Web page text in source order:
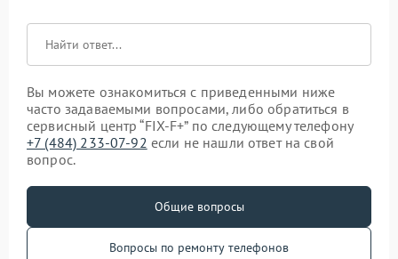
Вы можете ознакомиться с приведенными ниже
часто задаваемыми вопросами, либо обратиться в
сервисный центр “FIX-F+” по следующему телефону
+7 (484) 233-07-92 если не нашли ответ на свой
вопрос.
Общие вопросы
Вопросы по ремонту телефонов